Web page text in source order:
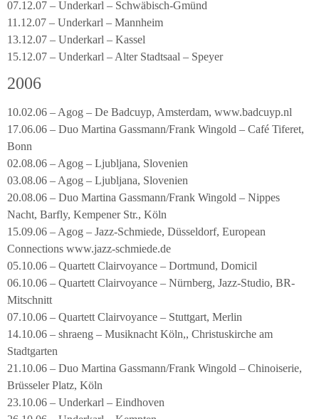
07.12.07 – Underkarl – Schwäbisch-Gmünd
11.12.07 – Underkarl – Mannheim
13.12.07 – Underkarl – Kassel
15.12.07 – Underkarl – Alter Stadtsaal – Speyer
2006
10.02.06 – Agog – De Badcuyp, Amsterdam, www.badcuyp.nl
17.06.06 – Duo Martina Gassmann/Frank Wingold – Café Tiferet,
Bonn
02.08.06 – Agog – Ljubljana, Slovenien
03.08.06 – Agog – Ljubljana, Slovenien
20.08.06 – Duo Martina Gassmann/Frank Wingold – Nippes
Nacht, Barfly, Kempener Str., Köln
15.09.06 – Agog – Jazz-Schmiede, Düsseldorf, European
Connections www.jazz-schmiede.de
05.10.06 – Quartett Clairvoyance – Dortmund, Domicil
06.10.06 – Quartett Clairvoyance – Nürnberg, Jazz-Studio, BR-
Mitschnitt
07.10.06 – Quartett Clairvoyance – Stuttgart, Merlin
14.10.06 – shraeng – Musiknacht Köln,, Christuskirche am
Stadtgarten
21.10.06 – Duo Martina Gassmann/Frank Wingold – Chinoiserie,
Brüsseler Platz, Köln
23.10.06 – Underkarl – Eindhoven